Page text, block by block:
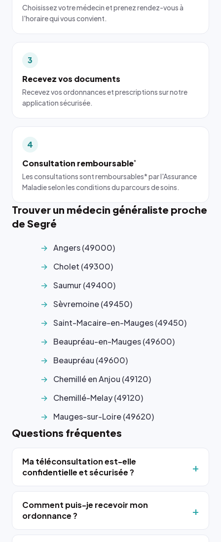
Choisissez votre médecin et prenez rendez-vous à
l'horaire qui vous convient.
3
Recevez vos documents
Recevez vos ordonnances et prescriptions sur notre
application sécurisée.
4
Consultation remboursable*
Les consultations sont remboursables* par l'Assurance
Maladie selon les conditions du parcours de soins.
Trouver un médecin généraliste proche
de Segré
Angers (49000)
Cholet (49300)
Saumur (49400)
Sèvremoine (49450)
Saint-Macaire-en-Mauges (49450)
Beaupréau-en-Mauges (49600)
Beaupréau (49600)
Chemillé en Anjou (49120)
Chemillé-Melay (49120)
Mauges-sur-Loire (49620)
Questions fréquentes
Ma téléconsultation est-elle
confidentielle et sécurisée ?
Comment puis-je recevoir mon
ordonnance ?